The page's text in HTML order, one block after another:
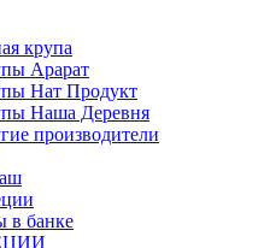
крупа
Арарат
Нат Продукт
Наша Деревня
производители
в банке